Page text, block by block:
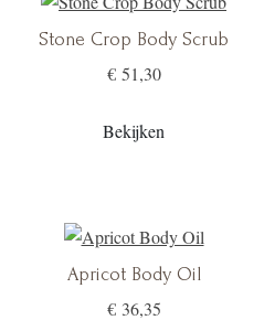
Stone Crop Body Scrub
€ 51,30
Bekijken
Apricot Body Oil
€ 36,35